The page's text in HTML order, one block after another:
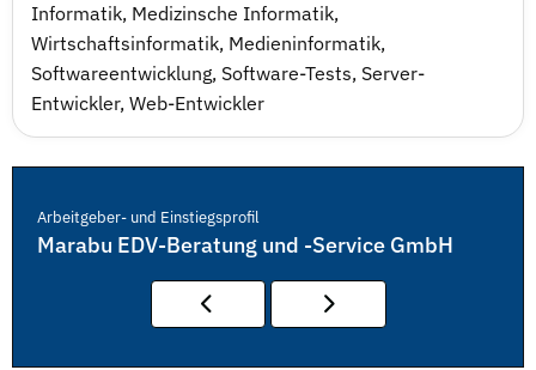
Informatik, Medizinsche Informatik,
Wirtschaftsinformatik, Medieninformatik,
Softwareentwicklung, Software-Tests, Server-
Entwickler, Web-Entwickler
Arbeitgeber- und Einstiegsprofil
Marabu EDV-Beratung und -Service GmbH